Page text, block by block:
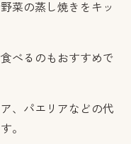
菜の蒸し焼きをキッ
べるのもおすすめで
、パエリアなどの代
。